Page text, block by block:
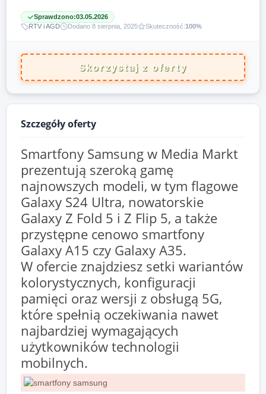
Sprawdzono:03.05.2026
RTV i AGD
Dodano 8 sierpnia, 2025 Skuteczność:100%
Skorzystaj z oferty
Szczegóły oferty
Smartfony Samsung w Media Markt
prezentują szeroką gamę
najnowszych modeli, w tym flagowe
Galaxy S24 Ultra, nowatorskie
Galaxy Z Fold 5 i Z Flip 5, a także
przystępne cenowo smartfony
Galaxy A15 czy Galaxy A35.
W ofercie znajdziesz setki wariantów
kolorystycznych, konfiguracji
pamięci oraz wersji z obsługą 5G,
które spełnią oczekiwania nawet
najbardziej wymagających
użytkowników technologii
mobilnych.